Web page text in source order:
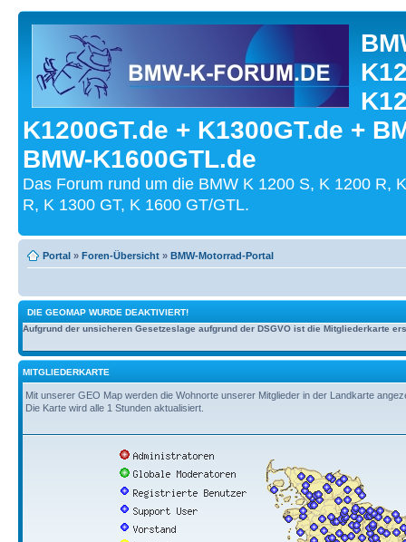
K1200GT.de + K1300GT.de +
BMW-K1600GTL.de
Das Forum rund um die BMW K 1200 S, K 1200 R,
R, K 1300 GT, K 1600 GT/GTL.
Portal » Foren-Übersicht » BMW-Motorrad-Portal
DIE GEOMAP WURDE DEAKTIVIERT!
Aufgrund der unsicheren Gesetzeslage aufgrund der DSGVO ist die Mitgliederkarte
MITGLIEDERKARTE
Mit unserer GEO Map werden die Wohnorte unserer Mitglieder in der Landkarte
Die Karte wird alle 1 Stunden aktualisiert.